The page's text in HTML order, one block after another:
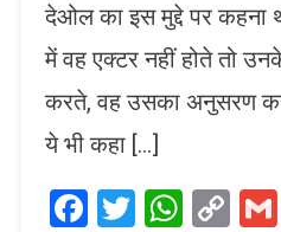
देओल का इस मुद्दे पर कहना
में वह एक्टर नहीं होते तो
करते, वह उसका अनुसरण
ये भी कहा […]
Facebook
Twitter